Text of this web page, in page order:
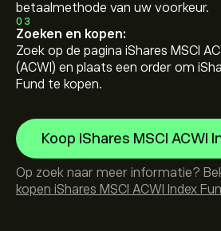
betaalmethode van uw voorkeur.
03
Zoeken en kopen:
Zoek op de pagina iShares MSCI
(ACWI) en plaats een order om
Fund te kopen.
Koop iShares MSCI ACWI
Op zoek naar meer informatie?
kopen iShares MSCI ACWI Index